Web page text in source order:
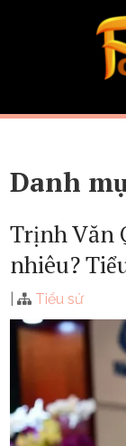
Danh
Trịnh Văn
nhiêu?
| Tiểu sử